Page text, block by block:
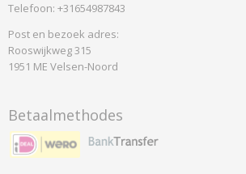
Telefoon: +31654987843
Post en bezoek adres:
Rooswijkweg 315
1951 ME Velsen-Noord
Betaalmethodes